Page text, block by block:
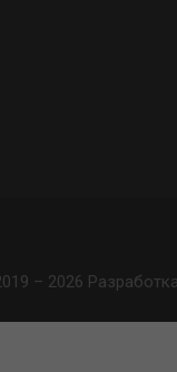
– 2026